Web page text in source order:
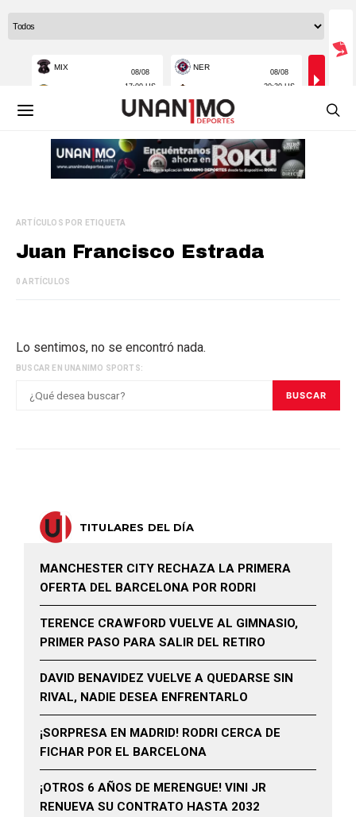
ARTÍCULOS POR ETIQUETA
Juan Francisco Estrada
0 ARTÍCULOS
Lo sentimos, no se encontró nada.
BUSCAR EN UNANIMO SPORTS:
BUSCAR
TITULARES DEL DÍA
MANCHESTER CITY RECHAZA LA PRIMERA
OFERTA DEL BARCELONA POR RODRI
TERENCE CRAWFORD VUELVE AL GIMNASIO,
PRIMER PASO PARA SALIR DEL RETIRO
DAVID BENAVIDEZ VUELVE A QUEDARSE SIN
RIVAL, NADIE DESEA ENFRENTARLO
¡SORPRESA EN MADRID! RODRI CERCA DE
FICHAR POR EL BARCELONA
¡OTROS 6 AÑOS DE MERENGUE! VINI JR
RENUEVA SU CONTRATO HASTA 2032